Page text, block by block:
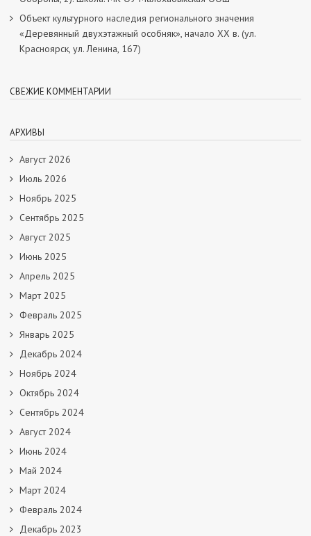
Объект культурного наследия регионального значения
«Деревянный двухэтажный особняк», начало ХХ в. (ул.
Красноярск, ул. Ленина, 167)
СВЕЖИЕ КОММЕНТАРИИ
АРХИВЫ
Август 2026
Июль 2026
Ноябрь 2025
Сентябрь 2025
Август 2025
Июнь 2025
Апрель 2025
Март 2025
Февраль 2025
Январь 2025
Декабрь 2024
Ноябрь 2024
Октябрь 2024
Сентябрь 2024
Август 2024
Июнь 2024
Май 2024
Март 2024
Февраль 2024
Декабрь 2023